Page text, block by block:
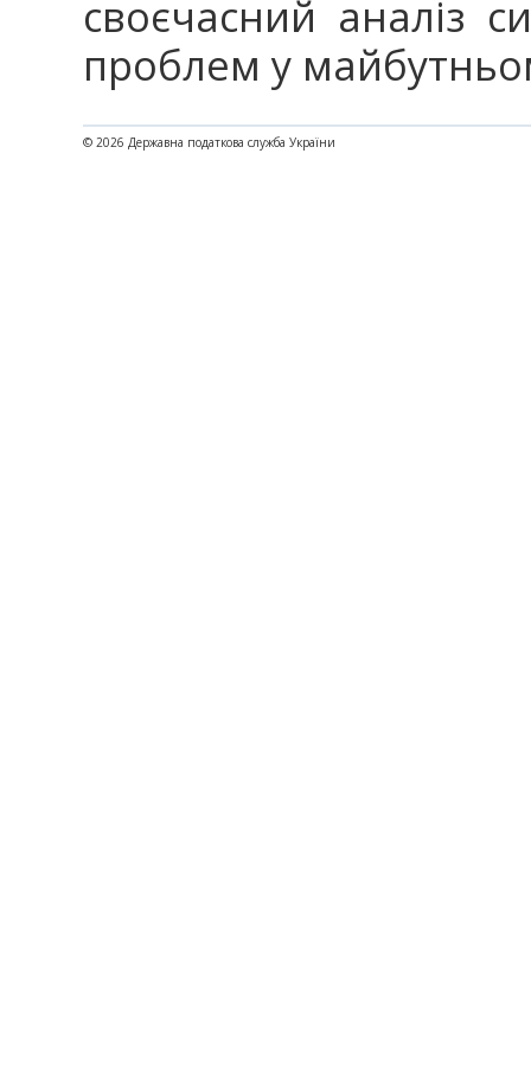
своєчасний аналіз
проблем у
© 2026 Державна податкова служба України